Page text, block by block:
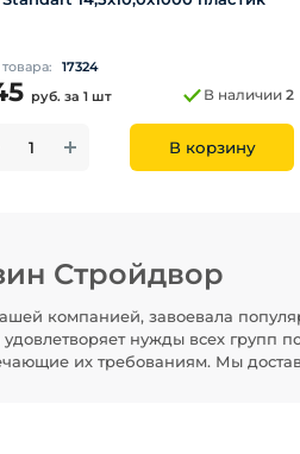
17324
руб. за 1 шт В наличии 2
В корзину
Стройдвор
компанией, завоевала
нужды всех
их требованиям. Мы